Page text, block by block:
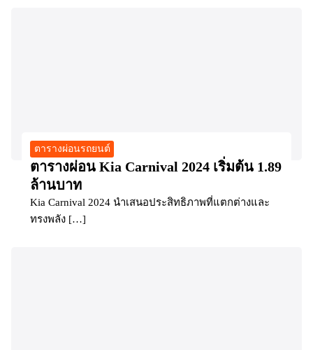
ตารางผ่อนรถยนต์
ตารางผ่อน Kia Carnival 2024 เริ่มต้น 1.89
ล้านบาท
Kia Carnival 2024 นำเสนอประสิทธิภาพที่แตกต่างและ
ทรงพลัง […]